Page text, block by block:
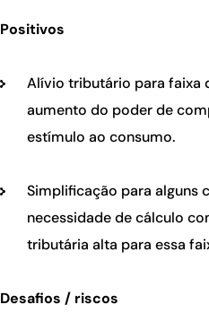
Positivos
Alívio tributário para faixa
aumento do poder de
estímulo ao consumo.
Simplificação para alguns
necessidade de cálculo
tributária alta para essa
Desafios / riscos